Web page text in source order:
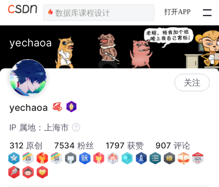
打开APP
yechaoa
关注
yechaoa
IP 属地：上海市
312 原创 7534 粉丝 1797 获赞 907 评论